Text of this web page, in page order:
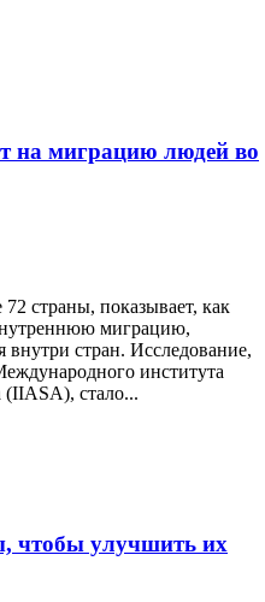
на миграцию людей во
страны, показывает, как
миграцию,
внутри стран. Исследование,
института
(IIASA), стало...
чтобы улучшить их